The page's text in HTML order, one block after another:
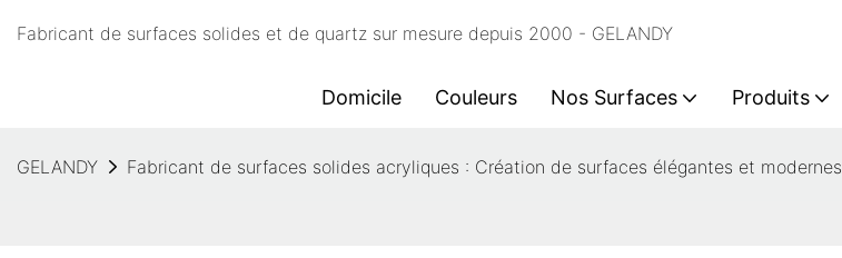
Fabricant de surfaces solides et de quartz sur mesure depuis 2000 - GELANDY
Domicile Couleurs Nos Surfaces Produits
GELANDY Fabricant de surfaces solides acryliques : Création de surfaces élégantes et modernes